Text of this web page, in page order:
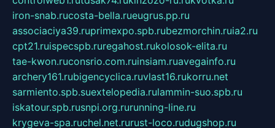
iron-snab.rucosta-bella.rueugrus.pp.ru
associaciya39.ruprimexpo.spb.rubezmorchin.ruia2.ru
cpt21.ruispecspb.ruregahost.rukolosok-elita.ru
tae-kwon.ruconsrio.com.ruinsiam.ruavegainfo.ru
archery161.rubigencyclica.ruvlast16.rukorru.net
sarmiento.spb.suextelopedia.rulammin-suo.spb.ru
iskatour.spb.rusnpi.org.rurunning-line.ru
krygeva-spa.ruchel.net.rurust-loco.rudugshop.ru